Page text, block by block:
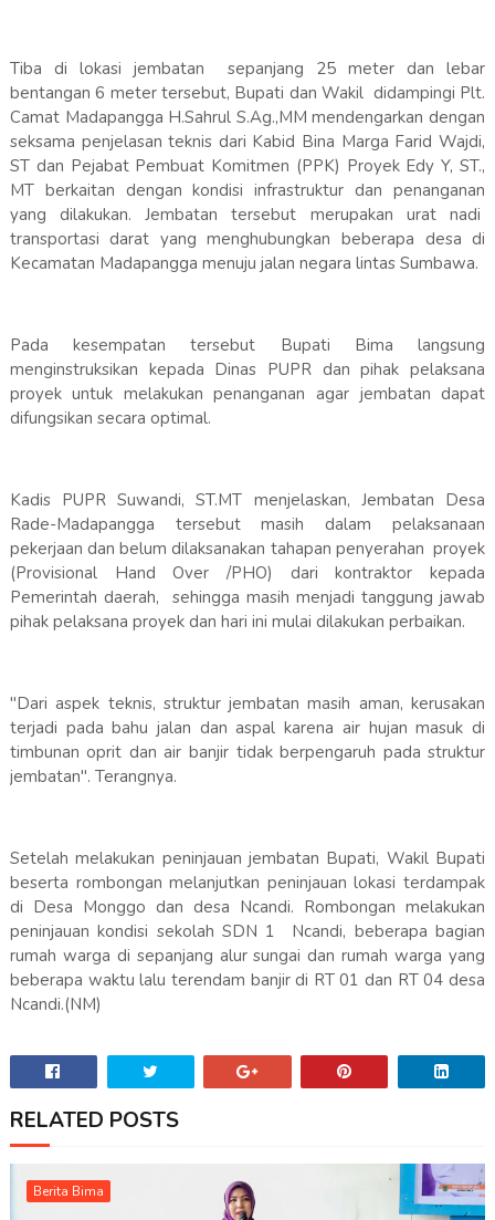
Tiba di lokasi jembatan sepanjang 25 meter dan lebar
bentangan 6 meter tersebut, Bupati dan Wakil didampingi Plt.
Camat Madapangga H.Sahrul S.Ag.,MM mendengarkan dengan
seksama penjelasan teknis dari Kabid Bina Marga Farid Wajdi,
ST dan Pejabat Pembuat Komitmen (PPK) Proyek Edy Y, ST.,
MT berkaitan dengan kondisi infrastruktur dan penanganan
yang dilakukan. Jembatan tersebut merupakan urat nadi
transportasi darat yang menghubungkan beberapa desa di
Kecamatan Madapangga menuju jalan negara lintas Sumbawa.
Pada kesempatan tersebut Bupati Bima langsung
menginstruksikan kepada Dinas PUPR dan pihak pelaksana
proyek untuk melakukan penanganan agar jembatan dapat
difungsikan secara optimal.
Kadis PUPR Suwandi, ST.MT menjelaskan, Jembatan Desa
Rade-Madapangga tersebut masih dalam pelaksanaan
pekerjaan dan belum dilaksanakan tahapan penyerahan proyek
(Provisional Hand Over /PHO) dari kontraktor kepada
Pemerintah daerah, sehingga masih menjadi tanggung jawab
pihak pelaksana proyek dan hari ini mulai dilakukan perbaikan.
"Dari aspek teknis, struktur jembatan masih aman, kerusakan
terjadi pada bahu jalan dan aspal karena air hujan masuk di
timbunan oprit dan air banjir tidak berpengaruh pada struktur
jembatan". Terangnya.
Setelah melakukan peninjauan jembatan Bupati, Wakil Bupati
beserta rombongan melanjutkan peninjauan lokasi terdampak
di Desa Monggo dan desa Ncandi. Rombongan melakukan
peninjauan kondisi sekolah SDN 1 Ncandi, beberapa bagian
rumah warga di sepanjang alur sungai dan rumah warga yang
beberapa waktu lalu terendam banjir di RT 01 dan RT 04 desa
Ncandi.(NM)
RELATED POSTS
Berita Bima